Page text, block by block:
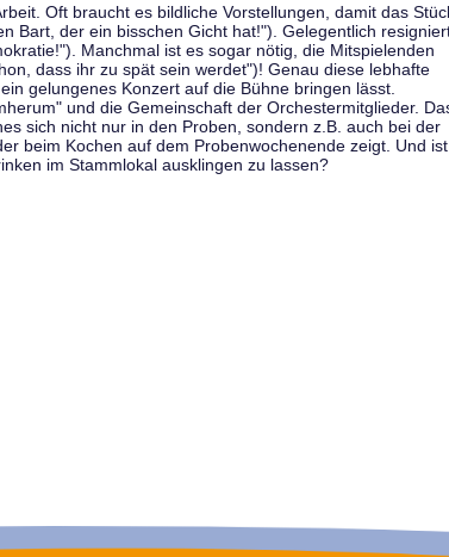
Oft braucht es bildliche Vorstellungen, damit das
Bart, der ein bisschen Gicht hat!"). Gelegentlich
Manchmal ist es sogar nötig, die Mitspielenden
dass ihr zu spät sein werdet")! Genau diese lebhafte
gelungenes Konzert auf die Bühne bringen lässt.
und die Gemeinschaft der Orchestermitglieder.
sich nicht nur in den Proben, sondern z.B. auch bei der
beim Kochen auf dem Probenwochenende zeigt. Und
im Stammlokal ausklingen zu lassen?